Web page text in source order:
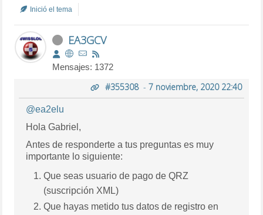
Inició el tema
EA3GCV
Mensajes: 1372
#355308- 7 noviembre, 2020 22:40
@ea2elu
Hola Gabriel,
Antes de responderte a tus preguntas es muy
importante lo siguiente:
Que seas usuario de pago de QRZ
(suscripción XML)
Que hayas metido tus datos de registro en